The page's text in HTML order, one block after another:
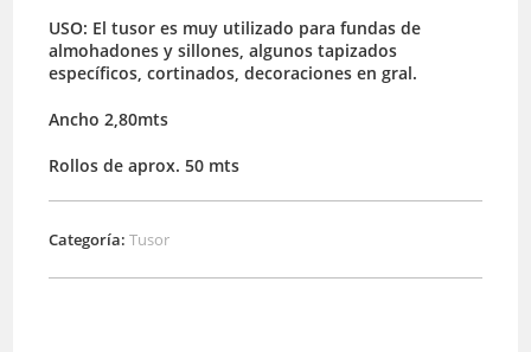
USO: El tusor es muy utilizado para fundas de
almohadones y sillones, algunos tapizados
específicos, cortinados, decoraciones en gral.
Ancho 2,80mts
Rollos de aprox. 50 mts
Categoría:Tusor